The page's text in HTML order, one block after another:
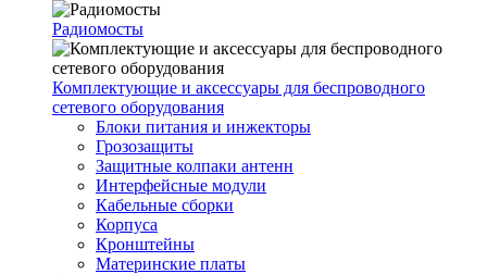
Радиомосты
Комплектующие и аксессуары для беспроводного
сетевого оборудования
Блоки питания и инжекторы
Грозозащиты
Защитные колпаки антенн
Интерфейсные модули
Кабельные сборки
Корпуса
Кронштейны
Материнские платы